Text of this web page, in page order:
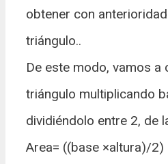
obtener con
triángulo..
De este modo, vamos a
triángulo multiplicando
dividiéndolo entre 2, de
Area= ((base ×altura)/2)